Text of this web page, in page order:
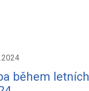
během letních